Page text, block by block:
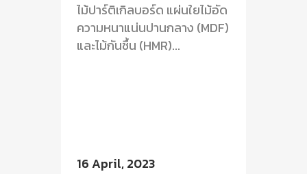
ไม้ปาร์ติเกิลบอร์ด แผ่นใยไม้อัด
ความหนาแน่นปานกลาง (MDF)
และไม้กันชื้น (HMR)...
16 April, 2023